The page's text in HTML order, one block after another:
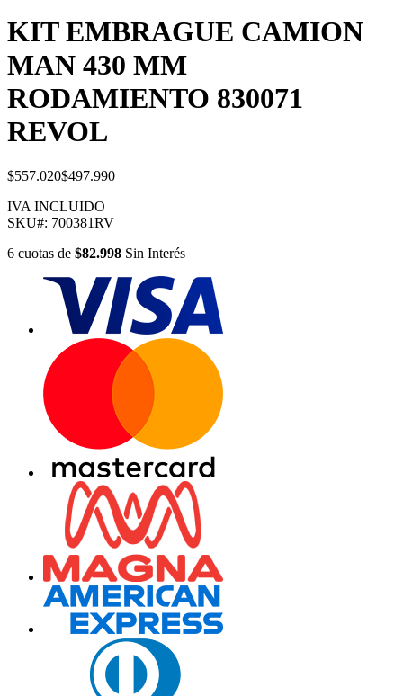
KIT EMBRAGUE CAMION
MAN 430 MM
RODAMIENTO 830071
REVOL
$557.020$497.990
IVA INCLUIDO
SKU#: 700381RV
6 cuotas de $82.998 Sin Interés